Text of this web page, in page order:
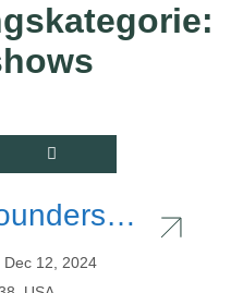
Dec 12, 2024